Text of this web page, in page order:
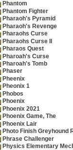
Phantom
Phantom Fighter
Pharaoh's Pyramid
Pharaoh's Revenge
Pharaohs Curse
Pharaohs Curse II
Pharaos Quest
Pharoah's Curse
Pharoah's Tomb
Phaser
Pheenix
Pheonix 1
Phobos
Phoenix
Phoenix 2021
Phoenix Game, The
Phoenix Lair
Photo Finish Greyhound
Phrase Challenger
Physics Elementary